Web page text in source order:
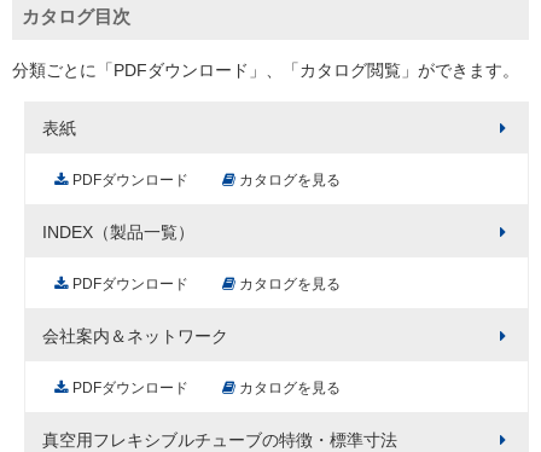
カタログ目次
分類ごとに「PDFダウンロード」、「カタログ閲覧」ができます。
表紙
PDFダウンロード カタログを見る
INDEX（製品一覧）
PDFダウンロード カタログを見る
会社案内＆ネットワーク
PDFダウンロード カタログを見る
真空用フレキシブルチューブの特徴・標準寸法